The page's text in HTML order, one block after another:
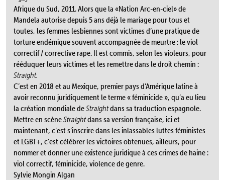
Afrique du Sud, 2011. Alors que la «Nation Arc-en-ciel» de
Mandela autorise depuis 5 ans déjà le mariage pour tous et
toutes, les femmes lesbiennes sont victimes d’une pratique de
torture endémique souvent accompagnée de meurtre : le viol
correctif / corrective rape. Il est commis, selon les violeurs, pour
rééduquer leurs victimes et les remettre dans le droit chemin :
Straight.
C’est en 2018 et au Mexique, premier pays d’Amérique latine à
avoir reconnu juridiquement le terme « féminicide », qu’a eu lieu
la création mondiale deStraightdans sa traduction espagnole.
Mettre en scèneStraightdans sa version française, ici et
maintenant, c’est s’inscrire dans les inlassables luttes féministes
et LGBT+, c’est célébrer les victoires obtenues, ailleurs, pour
nommer et donner une existence juridique à ces crimes de haine :
viol correctif, féminicide, violence de genre.
Sylvie Mongin Algan